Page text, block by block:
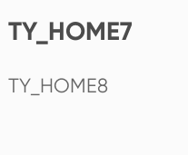
TY_HOME7
TY_HOME8